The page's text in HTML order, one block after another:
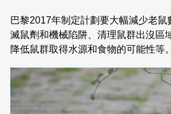
巴黎2017年制定計劃要大幅減少老
滅鼠劑和機械陷阱、清理鼠群出沒區
降低鼠群取得水源和食物的可能性等。